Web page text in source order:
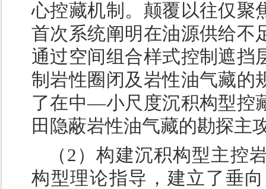
心控藏机制。颠覆以往仅聚
首次系统阐明在油源供给
通过空间组合样式控制遮挡
制岩性圈闭及岩性油气藏的
了在中—小尺度沉积构型控
田隐蔽岩性油气藏的勘探主
（2）构建沉积构型主控
构型理论指导，建立了垂